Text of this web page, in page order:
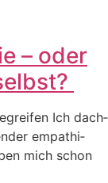
– oder
Ich dach­
empa­thi­
mich schon